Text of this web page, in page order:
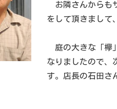
お隣さんからも
をして頂きまして
庭の大きな「欅
なりましたので、
す。店長の石田さ